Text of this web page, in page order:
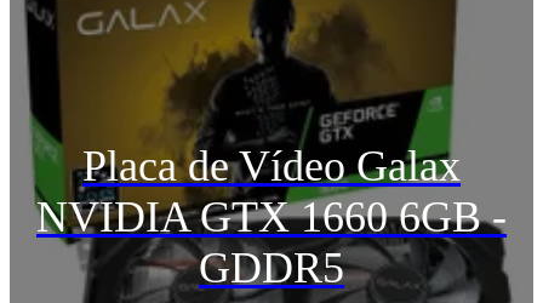
Placa de Vídeo Galax
NVIDIA GTX 1660 6GB -
GDDR5